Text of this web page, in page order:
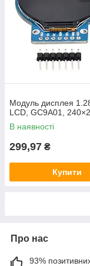
Модуль дисплея
LCD, GC9A01,
В наявності
299,97 ₴
Купити
Про нас
93% позитивних